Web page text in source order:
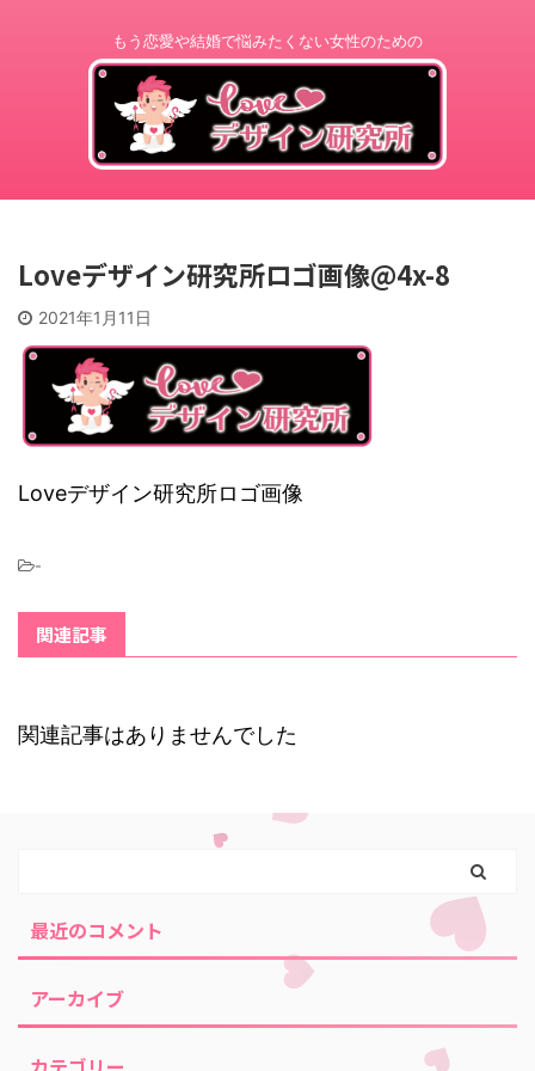
もう恋愛や結婚で悩みたくない女性のための
Loveデザイン研究所ロゴ画像@4x-8
2021年1月11日
Loveデザイン研究所ロゴ画像
-
関連記事
関連記事はありませんでした
最近のコメント
アーカイブ